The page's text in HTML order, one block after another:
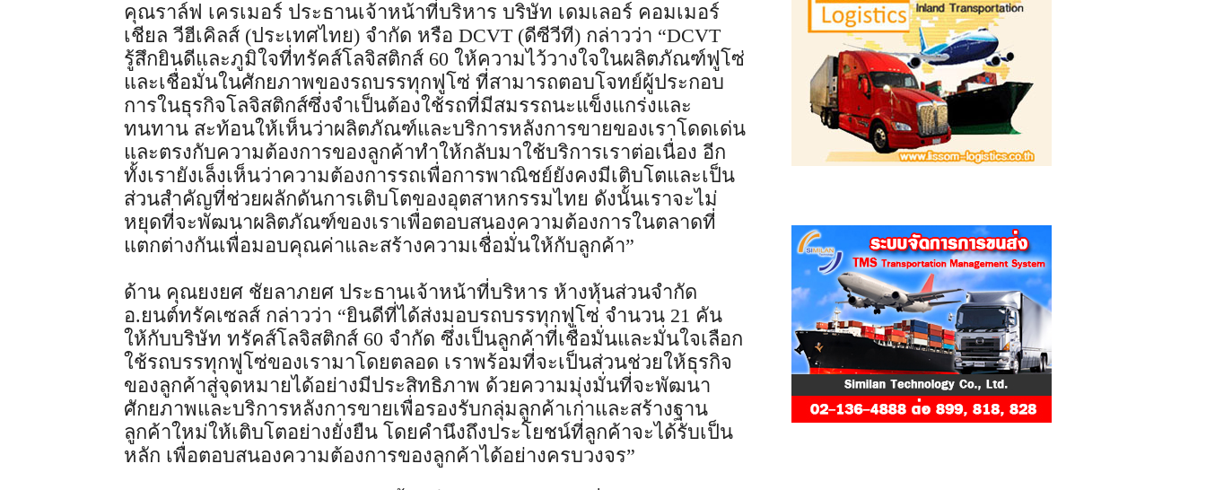
คุณราล์ฟ เครเมอร์ ประธานเจ้าหน้าที่บริหาร บริษัท เดมเลอร์ คอมเมอร์
เชียล วีฮีเคิลส์ (ประเทศไทย) จำกัด หรือ DCVT (ดีซีวีที) กล่าวว่า “DCVT
รู้สึกยินดีและภูมิใจที่ทรัคส์โลจิสติกส์ 60 ให้ความไว้วางใจในผลิตภัณฑ์ฟูโซ่
และเชื่อมั่นในศักยภาพของรถบรรทุกฟูโซ่ ที่สามารถตอบโจทย์ผู้ประกอบ
การในธุรกิจโลจิสติกส์ซึ่งจำเป็นต้องใช้รถที่มีสมรรถนะแข็งแกร่งและ
ทนทาน สะท้อนให้เห็นว่าผลิตภัณฑ์และบริการหลังการขายของเราโดดเด่น
และตรงกับความต้องการของลูกค้าทำให้กลับมาใช้บริการเราต่อเนื่อง อีก
ทั้งเรายังเล็งเห็นว่าความต้องการรถเพื่อการพาณิชย์ยังคงมีเติบโตและเป็น
ส่วนสำคัญที่ช่วยผลักดันการเติบโตของอุตสาหกรรมไทย ดังนั้นเราจะไม่
หยุดที่จะพัฒนาผลิตภัณฑ์ของเราเพื่อตอบสนองความต้องการในตลาดที่
แตกต่างกันเพื่อมอบคุณค่าและสร้างความเชื่อมั่นให้กับลูกค้า”
ด้าน คุณยงยศ ชัยลาภยศ ประธานเจ้าหน้าที่บริหาร ห้างหุ้นส่วนจำกัด
อ.ยนต์ทรัคเซลส์ กล่าวว่า “ยินดีที่ได้ส่งมอบรถบรรทุกฟูโซ่ จำนวน 21 คัน
ให้กับบริษัท ทรัคส์โลจิสติกส์ 60 จำกัด ซึ่งเป็นลูกค้าที่เชื่อมั่นและมั่นใจเลือก
ใช้รถบรรทุกฟูโซ่ของเรามาโดยตลอด เราพร้อมที่จะเป็นส่วนช่วยให้ธุรกิจ
ของลูกค้าสู่จุดหมายได้อย่างมีประสิทธิภาพ ด้วยความมุ่งมั่นที่จะพัฒนา
ศักยภาพและบริการหลังการขายเพื่อรองรับกลุ่มลูกค้าเก่าและสร้างฐาน
ลูกค้าใหม่ให้เติบโตอย่างยั่งยืน โดยคำนึงถึงประโยชน์ที่ลูกค้าจะได้รับเป็น
หลัก เพื่อตอบสนองความต้องการของลูกค้าได้อย่างครบวงจร”